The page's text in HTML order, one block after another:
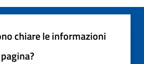
chiare le informazioni